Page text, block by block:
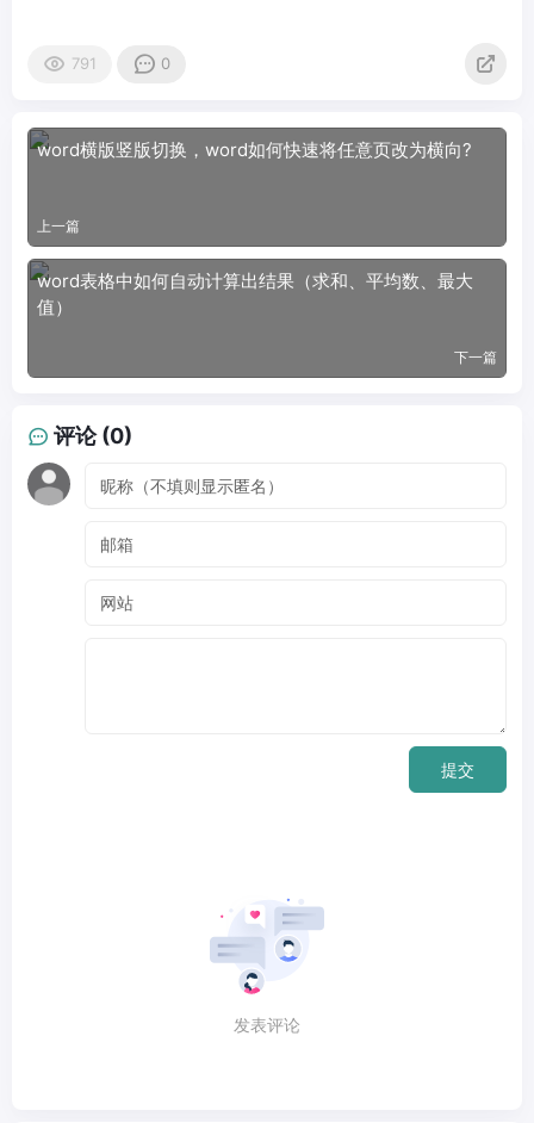
791 0
word横版竖版切换，word如何快速将任意页改为横向?
上一篇
word表格中如何自动计算出结果（求和、平均数、最大
值）
下一篇
评论 (0)
提交
发表评论